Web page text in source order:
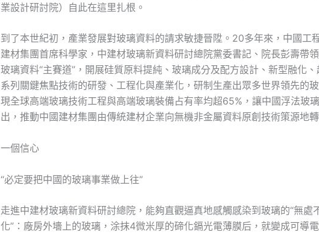
業設計研討院）自此在這里扎根。
到了本世紀初，產業發展對玻璃資料的請求敏捷晉陞。20多年來，中國工
建材集團首席科學家，中建材玻璃新資料研討總院黨委書記、院長彭壽帶
玻璃資料“主賽道”，開展硅質原料提純、玻璃成分及配方設計、新型融化
系列關鍵焦點技術的研發、工程化與產業化，研制生產出眾多世界領先的
現全球高端玻璃技術工程與高端玻璃裝備占有率均超65%，讓中國浮法玻
出，推動中國建材集團由傳統建材企業向無機非金屬資料原創技術策源地轉
一個信心
“必定要把中國的玻璃事業做上往”
走進中建材玻璃新資料研討總院，能夠直觀逼真地感觸感染到玻璃的“無處
化”：廠房外墻上的玻璃，涂抹4微米厚的碲化鎘光電薄膜后，就變成可導